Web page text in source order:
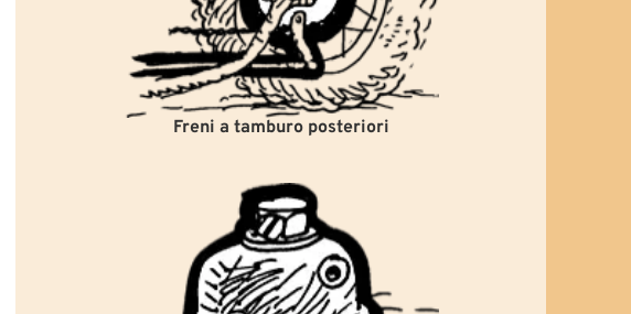
Freni a tamburo posteriori